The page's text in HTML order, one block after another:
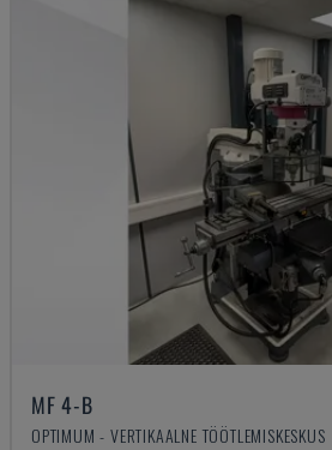
MF 4-B
OPTIMUM - VERTIKAALNE TÖÖTLEMISKESKUS